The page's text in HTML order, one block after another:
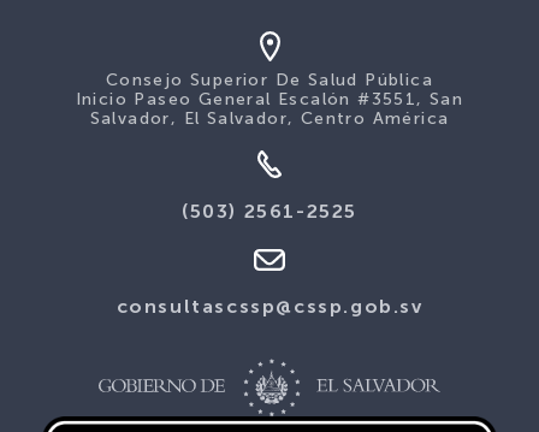
Consejo Superior De Salud Pública
Inicio Paseo General Escalón #3551, San
Salvador, El Salvador, Centro América
(503) 2561-2525
consultascssp@cssp.gob.sv